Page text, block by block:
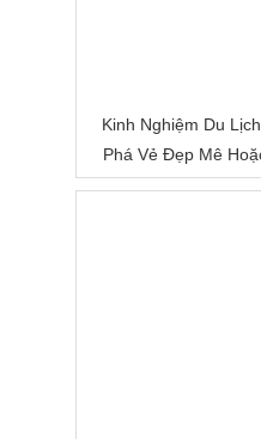
Kinh Nghiệm Du
Phá Vẻ Đẹp Mê